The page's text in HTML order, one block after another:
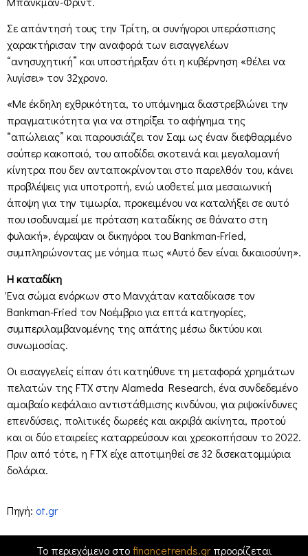
Σε απάντησή τους την Τρίτη, οι συνήγοροι υπεράσπισης
χαρακτήρισαν την αναφορά των εισαγγελέων
“ανησυχητική” και υποστήριξαν ότι η κυβέρνηση «θέλει να
λυγίσει» τον 32χρονο.
«Με έκδηλη εχθρικότητα, το υπόμνημα διαστρεβλώνει την
πραγματικότητα για να στηρίξει το αφήγημα της
“απώλειας” και παρουσιάζει τον Σαμ ως έναν διεφθαρμένο
σούπερ κακοποιό, του αποδίδει σκοτεινά και μεγαλομανή
κίνητρα που δεν ανταποκρίνονται στο παρελθόν του, κάνει
προβλέψεις για υποτροπή, ενώ υιοθετεί μια μεσαιωνική
άποψη για την τιμωρία, προκειμένου να καταλήξει σε αυτό
που ισοδυναμεί με πρόταση καταδίκης σε θάνατο στη
φυλακή», έγραψαν οι δικηγόροι του Bankman-Fried,
συμπληρώνοντας με νόημα πως «Αυτό δεν είναι δικαιοσύνη».
Η καταδίκη
Ένα σώμα ενόρκων στο Μανχάταν καταδίκασε τον
Bankman-Fried τον Νοέμβριο για επτά κατηγορίες,
συμπεριλαμβανομένης της απάτης μέσω δικτύου και
συνωμοσίας.
Οι εισαγγελείς είπαν ότι κατηύθυνε τη μεταφορά χρημάτων
πελατών της FTX στην Alameda Research, ένα συνδεδεμένο
αμοιβαίο κεφάλαιο αντιστάθμισης κινδύνου, για ριψοκίνδυνες
επενδύσεις, πολιτικές δωρεές και ακριβά ακίνητα, προτού
και οι δύο εταιρείες καταρρεύσουν και χρεοκοπήσουν το 2022.
Πριν από τότε, η FTX είχε αποτιμηθεί σε 32 δισεκατομμύρια
δολάρια.
Πηγή: ot.gr
Το περιεχόμενο στο financetrends.grπροορίζεται